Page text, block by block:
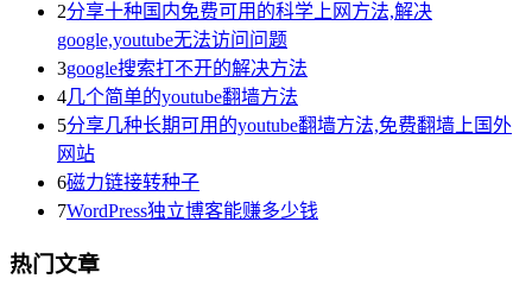
2分享十种国内免费可用的科学上网方法,解决
google,youtube无法访问问题
3google搜索打不开的解决方法
4几个简单的youtube翻墙方法
5分享几种长期可用的youtube翻墙方法,免费翻墙上国外
网站
6磁力链接转种子
7WordPress独立博客能赚多少钱
热门文章